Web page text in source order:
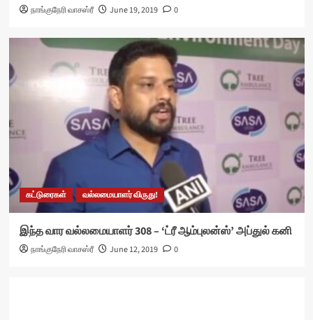
நாங்குநேரி வாசஸ்ரீ June 19, 2019 0
கட்டுரைகள் வல்லமையாளர் விருது!
இந்த வார வல்லமையாளர் 308 – ‘ட்ரீ ஆம்புலன்ஸ்’ அப்துல் கனி
நாங்குநேரி வாசஸ்ரீ June 12, 2019 0